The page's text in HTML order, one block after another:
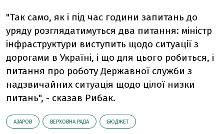
"Так само, як i пiд час години запитань до
уряду розглядатимуться два питання: мiнiстр
iнфраструктури виступить щодо ситуацiї з
дорогами в Українi, i що для цього робиться, i
питання про роботу Державної служби з
надзвичайних ситуацiя щодо цiлої низки
питань", - сказав Рибак.
АЗАРОВ ВЕРХОВНА РАДА БЮДЖЕТ